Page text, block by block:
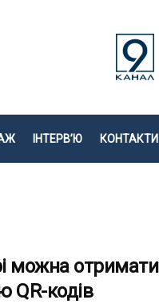
ІНТЕРВ’Ю КОНТАКТИ
можна
QR-кодів